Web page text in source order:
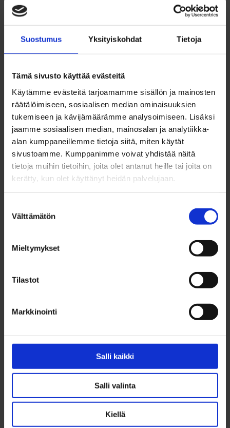
Suostumus Yksityiskohdat Tietoja
Tämä sivusto käyttää evästeitä
Käytämme evästeitä tarjoamamme sisällön ja mainosten
räätälöimiseen, sosiaalisen median ominaisuuksien
tukemiseen ja kävijämäärämme analysoimiseen. Lisäksi
jaamme sosiaalisen median, mainosalan ja analytiikka-
alan kumppaneillemme tietoja siitä, miten käytät
sivustoamme. Kumppanimme voivat yhdistää näitä
tietoja muihin tietoihin, joita olet antanut heille tai joita on
kerätty, kun olet käyttänyt heidän palvelujaan.
valinta
Välttämätön
Mieltymykset
Tilastot
Markkinointi
Salli kaikki
Salli valinta
Kiellä
maaliskuu 2023
helmikuu 2023
tammikuu 2023
marraskuu 2022
lokakuu 2022
syyskuu 2022
elokuu 2022
heinäkuu 2022
kesäkuu 2022
toukokuu 2022
huhtikuu 2022
maaliskuu 2022
helmikuu 2022
joulukuu 2021
lokakuu 2021
toukokuu 2021
helmikuu 2021
tammikuu 2021
joulukuu 2020
marraskuu 2020
lokakuu 2020